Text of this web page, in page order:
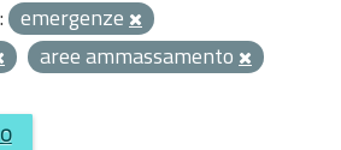
emergenze
aree ammassamento